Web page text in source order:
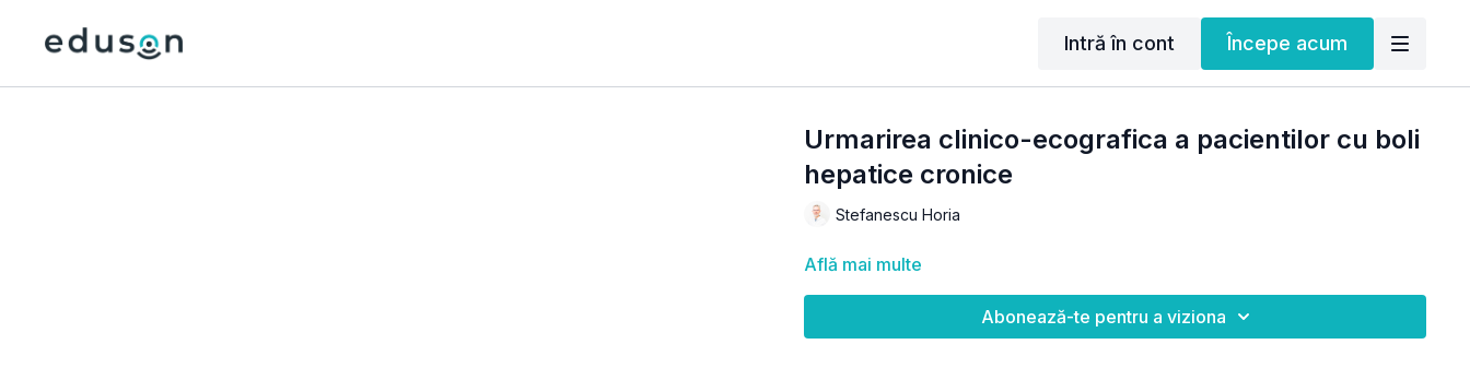
Intră în cont Începe acum
Urmarirea clinico-ecografica a pacientilor cu boli
hepatice cronice
Stefanescu Horia
Află mai multe
Abonează-te pentru a viziona